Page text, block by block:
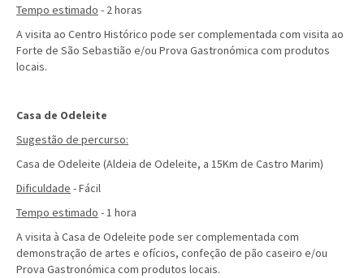
Tempo estimado - 2 horas
A visita ao Centro Histórico pode ser complementada com visita ao
Forte de São Sebastião e/ou Prova Gastronómica com produtos
locais.
Casa de Odeleite
Sugestão de percurso:
Casa de Odeleite (Aldeia de Odeleite, a 15Km de Castro Marim)
Dificuldade - Fácil
Tempo estimado - 1 hora
A visita à Casa de Odeleite pode ser complementada com
demonstração de artes e ofícios, confeção de pão caseiro e/ou
Prova Gastronómica com produtos locais.